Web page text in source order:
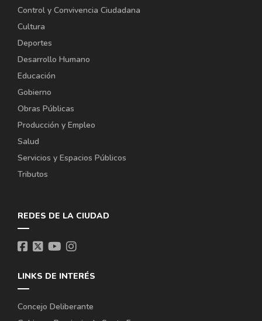
Control y Convivencia Ciudadana
Cultura
Deportes
Desarrollo Humano
Educación
Gobierno
Obras Públicas
Producción y Empleo
Salud
Servicios y Espacios Públicos
Tributos
REDES DE LA CIUDAD
LINKS DE INTERÉS
Concejo Deliberante